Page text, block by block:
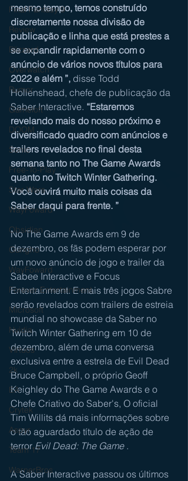
Final Fantasy 9
Review
Blizzard
Overwatch
Rumor
Gameloft
DOOM
Sonic
Free-To-Play
Star Wars
WayFoward
Obsidian
Gungho
WayFoward
Forever Entertainment
Microsoft
Nvidia
Virtuos
2k
EA
Crytek
Aspyr
Team 17
WarnerBros
mesmo tempo, temos construído
discretamente nossa divisão de
publicação e linha que está prestes a
se expandir rapidamente com o
anúncio de vários novos títulos para
2022 e além ”, disse Todd
Hollenshead, chefe de publicação da
Saber Interactive. “Estaremos
revelando mais do nosso próximo e
diversificado quadro com anúncios e
trailers revelados no final desta
semana tanto no The Game Awards
quanto no Twitch Winter Gathering.
Você ouvirá muito mais coisas da
Saber daqui para frente. ”
No The Game Awards em 9 de
dezembro, os fãs podem esperar por
um novo anúncio de jogo e trailer da
Sabee Interactive e Focus
Entertainment. E mais três jogos Sabre
serão revelados com trailers de estreia
mundial no showcase da Saber no
Twitch Winter Gathering em 10 de
dezembro, além de uma conversa
exclusiva entre a estrela de Evil Dead
Bruce Campbell, o próprio Geoff
Keighley do The Game Awards e o
Chefe Criativo do Saber's, O oficial
Tim Willits dá mais informações sobre
o tão aguardado título de ação de
terror Evil Dead: The Game .
A Saber Interactive passou os últimos